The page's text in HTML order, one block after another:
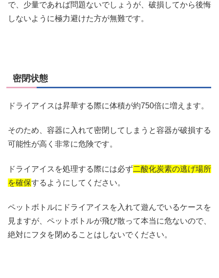
で、少量であれば問題ないでしょうが、破損してから後悔
しないように極力避けた方が無難です。
密閉状態
ドライアイスは昇華する際に体積が約750倍に増えます。
そのため、容器に入れて密閉してしまうと容器が破損する
可能性が高く非常に危険です。
ドライアイスを処理する際には必ず二酸化炭素の逃げ場所
を確保するようにしてください。
ペットボトルにドライアイスを入れて遊んでいるケースを
見ますが、ペットボトルが飛び散って本当に危ないので、
絶対にフタを閉めることはしないでください。